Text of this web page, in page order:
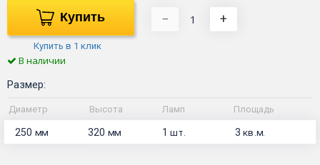
Купить
Купить в 1 клик
− +
В наличии
Размер:
Диаметр Высота Ламп Площадь
250 мм 320 мм 1шт. 3кв.м.